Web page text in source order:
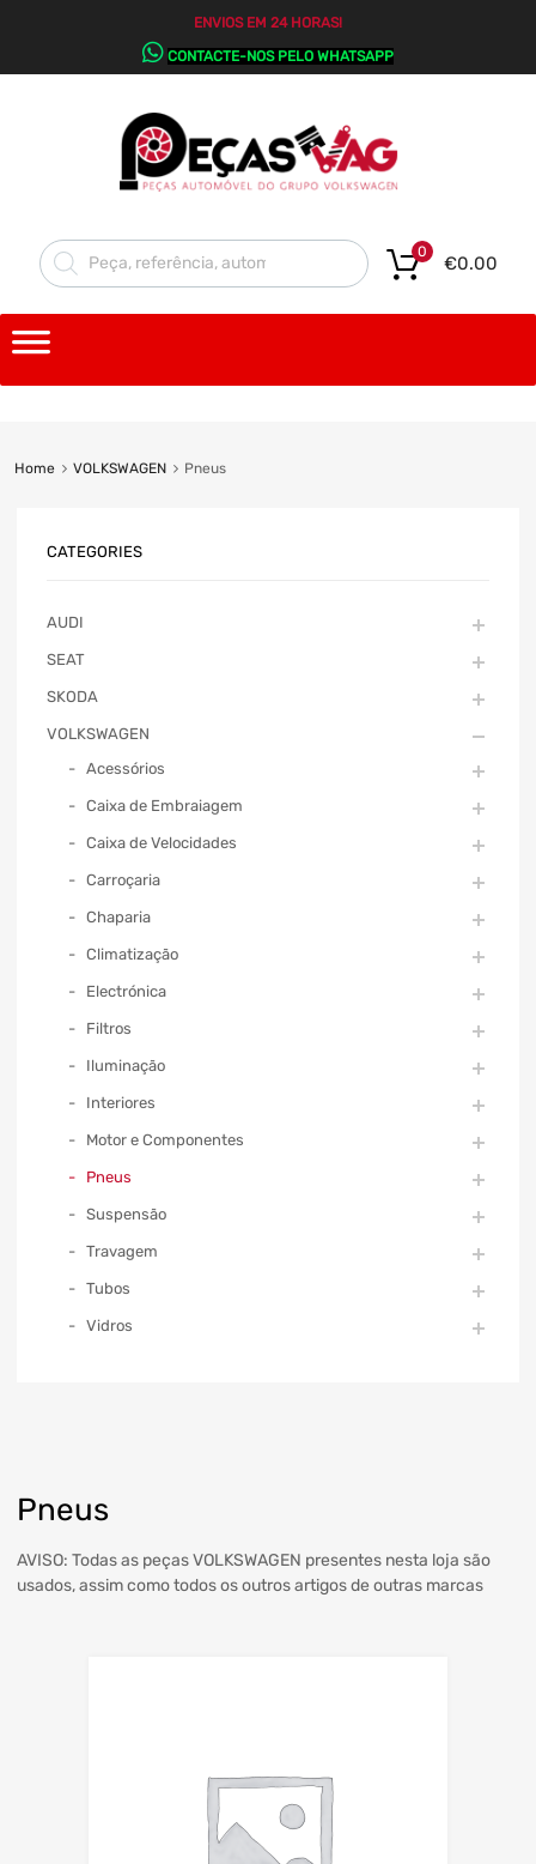
ENVIOS EM 24 HORAS!
CONTACTE-NOS PELO WHATSAPP
€0.00
0
Home VOLKSWAGEN Pneus
Pneus
AVISO: Todas as peças VOLKSWAGEN presentes nesta loja são
usados, assim como todos os outros artigos de outras marcas
CATEGORIES
AUDI
SEAT
SKODA
VOLKSWAGEN
Acessórios
Caixa de Embraiagem
Caixa de Velocidades
Carroçaria
Chaparia
Climatização
Electrónica
Filtros
Iluminação
Interiores
Motor e Componentes
Pneus
Suspensão
Travagem
Tubos
Vidros